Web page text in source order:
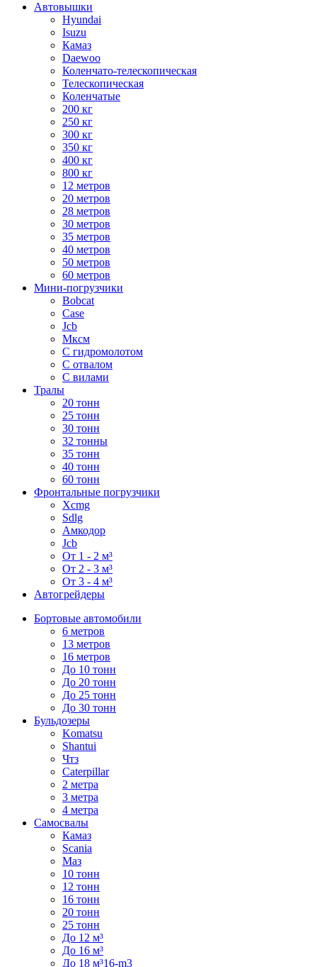
Автовышки
Hyundai
Isuzu
Камаз
Daewoo
Коленчато-телескопическая
Телескопическая
Коленчатые
200 кг
250 кг
300 кг
350 кг
400 кг
800 кг
12 метров
20 метров
28 метров
30 метров
35 метров
40 метров
50 метров
60 метров
Мини-погрузчики
Bobcat
Case
Jcb
Мксм
С гидромолотом
С отвалом
С вилами
Тралы
20 тонн
25 тонн
30 тонн
32 тонны
35 тонн
40 тонн
60 тонн
Фронтальные погрузчики
Xcmg
Sdlg
Амкодор
Jcb
От 1 - 2 м³
От 2 - 3 м³
От 3 - 4 м³
Автогрейдеры
Бортовые автомобили
6 метров
13 метров
16 метров
До 10 тонн
До 20 тонн
До 25 тонн
До 30 тонн
Бульдозеры
Komatsu
Shantui
Чтз
Caterpillar
2 метра
3 метра
4 метра
Самосвалы
Камаз
Scania
Маз
10 тонн
12 тонн
16 тонн
20 тонн
25 тонн
До 12 м³
До 16 м³
До 18 м³16-m3